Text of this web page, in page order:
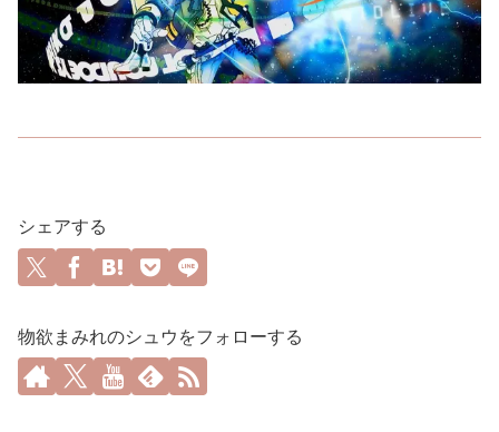
シェアする
物欲まみれのシュウをフォローする